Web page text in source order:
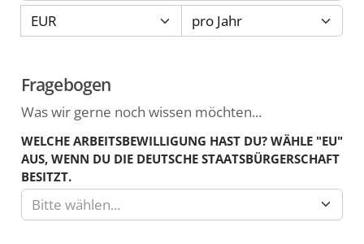
Trage
hier
(brutto)
als
Zahl
ein.
Z.B.
18,50.In
den
Währung
Zeitraum
Fragebogen
Was wir gerne noch wissen möchten...
WELCHE ARBEITSBEWILLIGUNG HAST DU? WÄHLE "EU"
AUS, WENN DU DIE DEUTSCHE STAATSBÜRGERSCHAFT
BESITZT.
Bitte wählen...